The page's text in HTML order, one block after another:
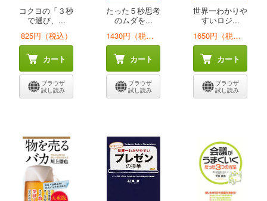
コクヨの「３秒
で選び、...
825円（税込）
カート
ブラウザ
試し読み
たった５秒思考
のムダを...
1430円（税込）
カート
ブラウザ
試し読み
世界一わかりや
すいロジ...
1650円（税込）
カート
ブラウザ
試し読み